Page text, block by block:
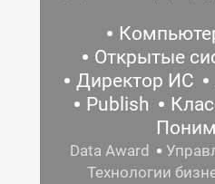
Открытые
Директор ИС
Publish
Data Award
Технологии